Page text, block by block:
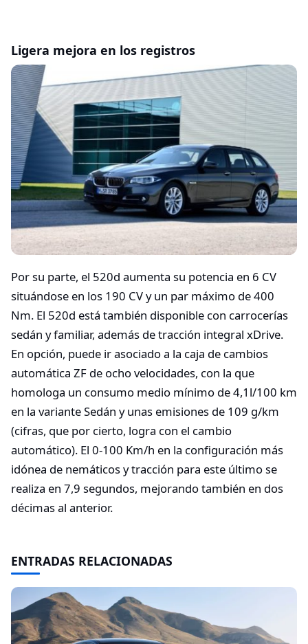
Ligera mejora en los registros
Por su parte, el 520d aumenta su potencia en 6 CV
situándose en los 190 CV y un par máximo de 400
Nm. El 520d está también disponible con carrocerías
sedán y familiar, además de tracción integral xDrive.
En opción, puede ir asociado a la caja de cambios
automática ZF de ocho velocidades, con la que
homologa un consumo medio mínimo de 4,1l/100 km
en la variante Sedán y unas emisiones de 109 g/km
(cifras, que por cierto, logra con el cambio
automático). El 0-100 Km/h en la configuración más
idónea de nemáticos y tracción para este último se
realiza en 7,9 segundos, mejorando también en dos
décimas al anterior.
ENTRADAS RELACIONADAS